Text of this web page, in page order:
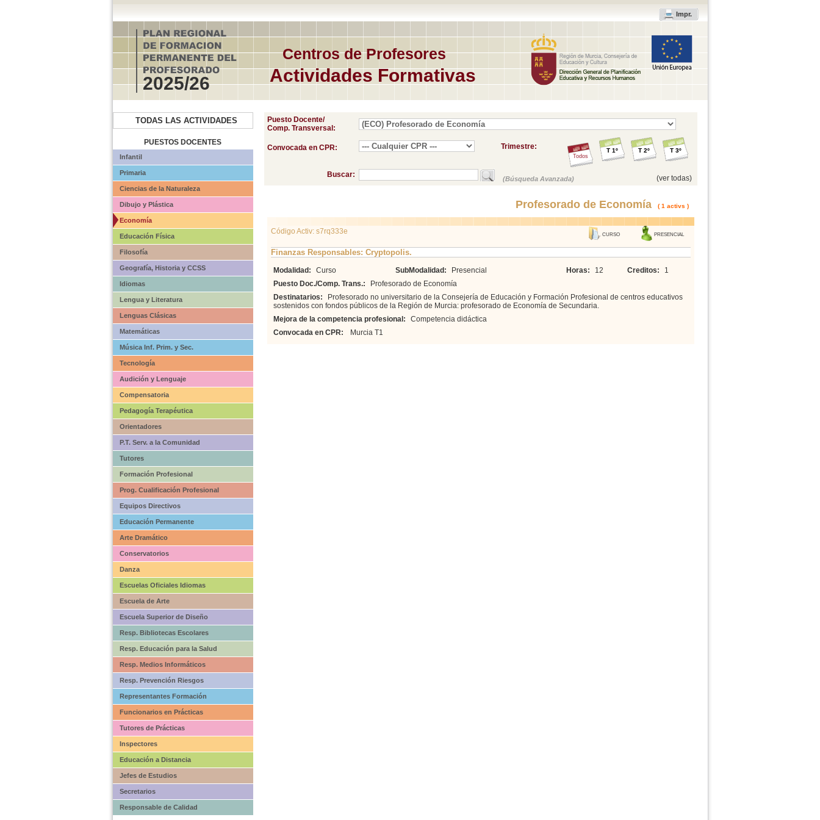
Impr.
Centros de Profesores
Actividades Formativas
2025/26
TODAS LAS ACTIVIDADES
PUESTOS DOCENTES
Infantil
Primaria
Ciencias de la Naturaleza
Dibujo y Plástica
Economía
Educación Física
Filosofía
Geografía, Historia y CCSS
Idiomas
Lengua y Literatura
Lenguas Clásicas
Matemáticas
Música Inf. Prim. y Sec.
Tecnología
Audición y Lenguaje
Compensatoria
Pedagogía Terapéutica
Orientadores
P.T. Serv. a la Comunidad
Tutores
Formación Profesional
Prog. Cualificación Profesional
Equipos Directivos
Educación Permanente
Arte Dramático
Conservatorios
Danza
Escuelas Oficiales Idiomas
Escuela de Arte
Escuela Superior de Diseño
Resp. Bibliotecas Escolares
Resp. Educación para la Salud
Resp. Medios Informáticos
Resp. Prevención Riesgos
Representantes Formación
Funcionarios en Prácticas
Tutores de Prácticas
Inspectores
Educación a Distancia
Jefes de Estudios
Secretarios
Responsable de Calidad
Puesto Docente/
Comp. Transversal:
Convocada en CPR: T 3º
T 2º
T 1º
Todos
Trimestre:
Buscar: (Búsqueda Avanzada) (ver todas)
Profesorado de Economía ( 1 activs )
Código Activ: s7rq333e PRESENCIAL
CURSO
Finanzas Responsables: Cryptopolis.
Modalidad: Curso SubModalidad: Presencial Horas: 12 Creditos:
1
Puesto Doc./Comp. Trans.:
Profesorado de Economía
Destinatarios:
Profesorado no universitario de la Consejería de Educación y Formación Profesional de centros educativos
sostenidos con fondos públicos de la Región de Murcia: profesorado de Economía de Secundaria.
Mejora de la competencia profesional:
Competencia didáctica
Convocada en CPR:
Murcia T1